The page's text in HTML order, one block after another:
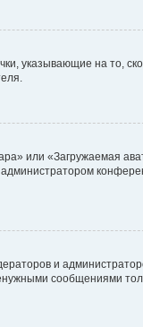
указывающие на то,
или «Загружаемая
администратором
и
сообщениями